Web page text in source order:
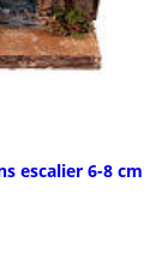
escalier 6-8 cm